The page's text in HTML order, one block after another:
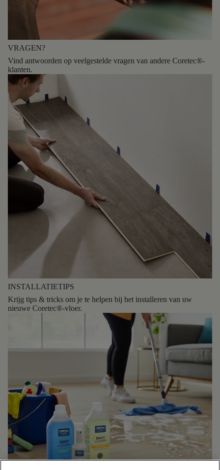
VRAGEN?
Vind antwoorden op veelgestelde vragen van andere Coretec®-
klanten.
INSTALLATIETIPS
Krijg tips & tricks om je te helpen bij het installeren van uw
nieuwe Coretec®-vloer.